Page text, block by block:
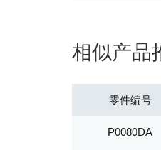
相似产品
零件编号
P0080DA